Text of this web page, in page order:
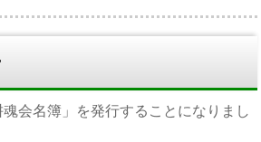
会名簿」を発行することになりまし